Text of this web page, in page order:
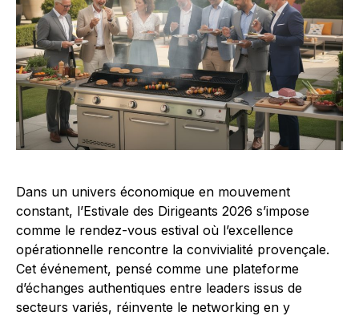
Dans un univers économique en mouvement
constant, l’Estivale des Dirigeants 2026 s’impose
comme le rendez-vous estival où l’excellence
opérationnelle rencontre la convivialité provençale.
Cet événement, pensé comme une plateforme
d’échanges authentiques entre leaders issus de
secteurs variés, réinvente le networking en y